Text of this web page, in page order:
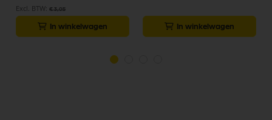
€ 3,05
In winkelwagen In winkelwagen